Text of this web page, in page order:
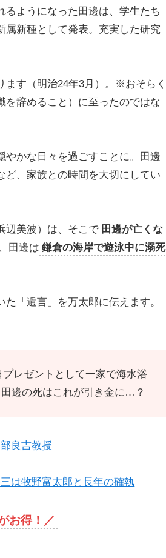
ようになった田邊は、学生たち
属新種として発表。充実した研究
ます（明治24年3月）。※おそらく
を辞めること）に至ったのではな
やかな日々を過ごすことに。田邊
ど、家族との時間を大切にしてい
辺美波）は、そこで 田邊が亡くな
田邊は 鎌倉の海岸で遊泳中に溺死
「遺言」を万太郎に伝えます。
レゼントとして一家で海水浴
邊の死はこれが引き金に…？
良吉教授
は牧野富太郎と長年の確執
お得！ ／